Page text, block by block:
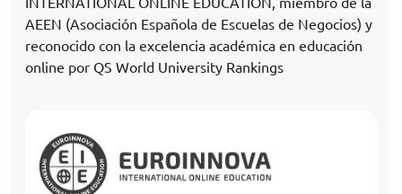
AEEN (Asociación Española de Escuelas de Negocios) y
reconocido con la excelencia académica en educación
online por QS World University Rankings